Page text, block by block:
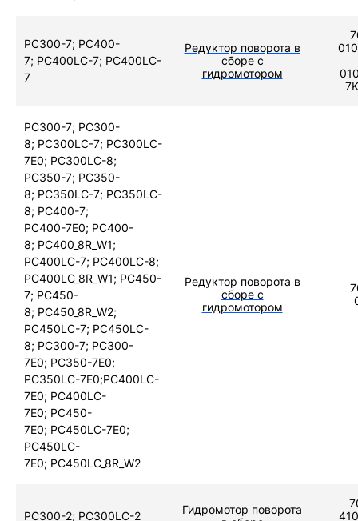
PC300-7; PC400-
7; PC400LC-7; PC400LC-
7
Редуктор поворота в
сборе с
гидромотором
PC300-7; PC300-
8; PC300LC-7; PC300LC-
7E0; PC300LC-8;
PC350-7; PC350-
8; PC350LC-7; PC350LC-
8; PC400-7;
PC400-7E0; PC400-
8; PC400_8R_W1;
PC400LC-7; PC400LC-8;
PC400LC_8R_W1; PC450-
7; PC450-
8; PC450_8R_W2;
PC450LC-7; PC450LC-
8; PC300-7; PC300-
7E0; PC350-7E0;
PC350LC-7E0;PC400LC-
7E0; PC400LC-
7E0; PC450-
7E0; PC450LC-7E0;
PC450LC-
7E0; PC450LC_8R_W2
Редуктор поворота в
сборе с
гидромотором
PC300-2; PC300LC-2
Гидромотор поворота